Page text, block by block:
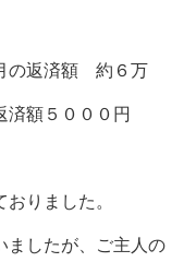
返済額 約６万
額５０００円
りました。
ましたが、ご主人の